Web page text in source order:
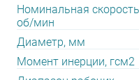
Номинальная
об/мин
Диаметр, мм
Момент инерции, гсм2